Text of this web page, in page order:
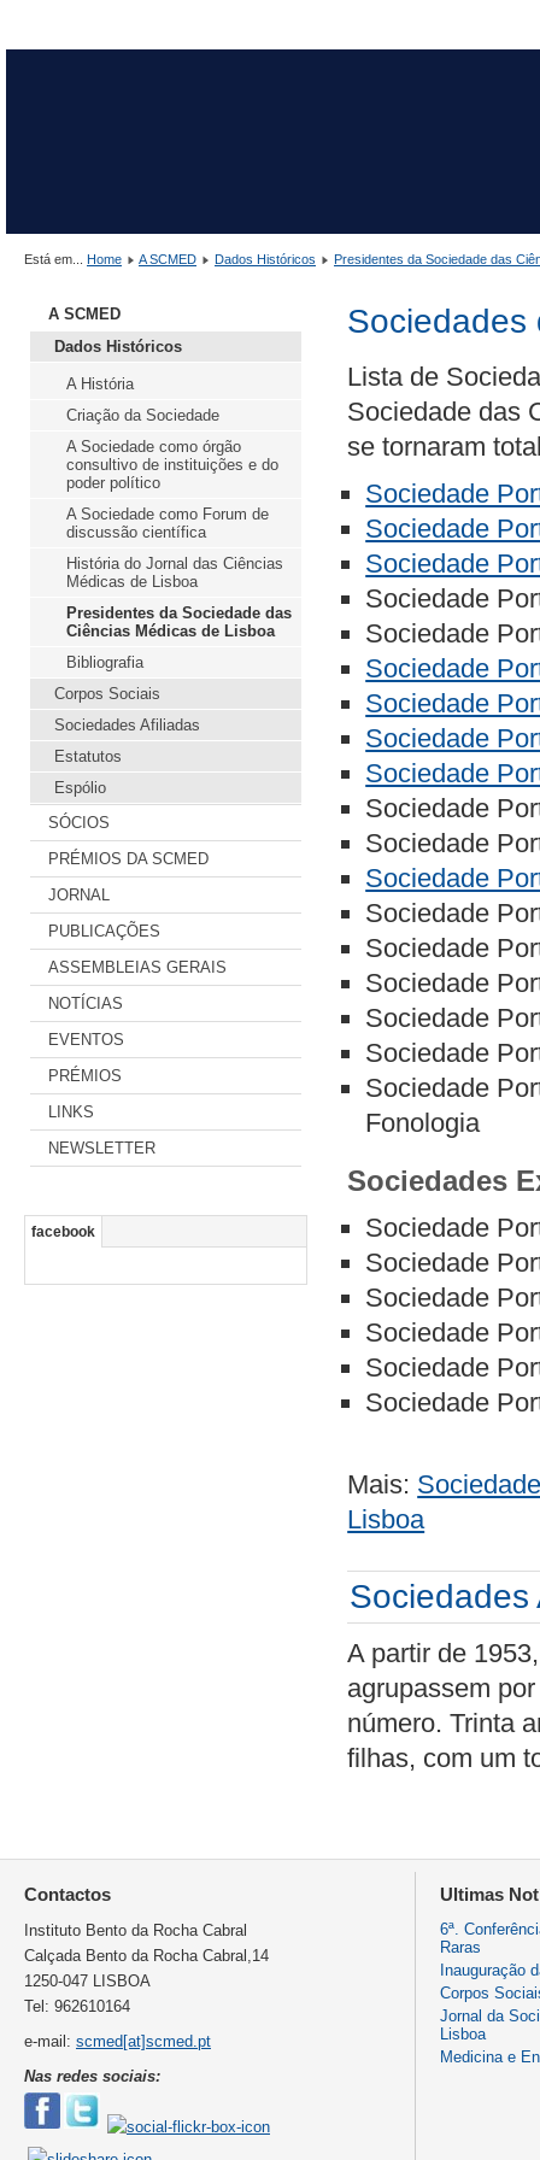
Está em... Home A SCMED Dados Históricos Presidentes da Sociedade das
A SCMED
Dados Históricos
A História
Criação da Sociedade
A Sociedade como órgão
consultivo de instituições e do
poder político
A Sociedade como Forum de
discussão científica
História do Jornal das Ciências
Médicas de Lisboa
Presidentes da Sociedade das
Ciências Médicas de Lisboa
Bibliografia
Corpos Sociais
Sociedades Afiliadas
Estatutos
Espólio
SÓCIOS
PRÉMIOS DA SCMED
JORNAL
PUBLICAÇÕES
ASSEMBLEIAS GERAIS
NOTÍCIAS
EVENTOS
PRÉMIOS
LINKS
NEWSLETTER
facebook
Sociedades
Lista de
Sociedade das
se tornaram
Sociedade
Sociedade
Sociedade
Sociedade
Sociedade
Sociedade
Sociedade
Sociedade
Sociedade
Sociedade
Sociedade
Sociedade
Sociedade
Sociedade
Sociedade
Sociedade
Sociedade
Sociedade
Fonologia
Sociedades
Sociedade
Sociedade
Sociedade
Sociedade
Sociedade
Sociedade
Mais:
Lisboa
Sociedades
A partir de
agrupassem
número. Trinta
filhas, com um
Contactos
Instituto Bento da Rocha Cabral
Calçada Bento da Rocha Cabral,14
1250-047 LISBOA
Tel: 962610164
e-mail: scmed[at]scmed.pt
Nas redes sociais:
Ultimas
6ª.
Raras
Inauguração
Corpos
Jornal da
Lisboa
Medicina e